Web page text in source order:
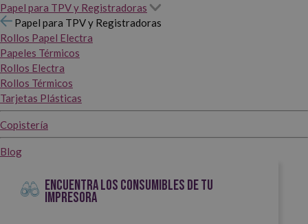
Papel para TPV y Registradoras
Papel para TPV y Registradoras
Rollos Papel Electra
Papeles Térmicos
Rollos Electra
Rollos Térmicos
Tarjetas Plásticas
Copistería
Blog
ENCUENTRA LOS CONSUMIBLES DE TU
IMPRESORA